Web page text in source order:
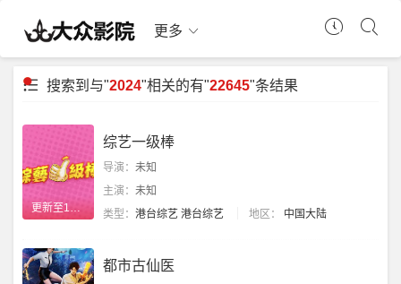
更多
搜索到与"2024"相关的有"22645"条结果
更新至110期
综艺一级棒
导演： 未知
主演： 未知
类型： 港台综艺 港台综艺 地区： 中国大陆
都市古仙医